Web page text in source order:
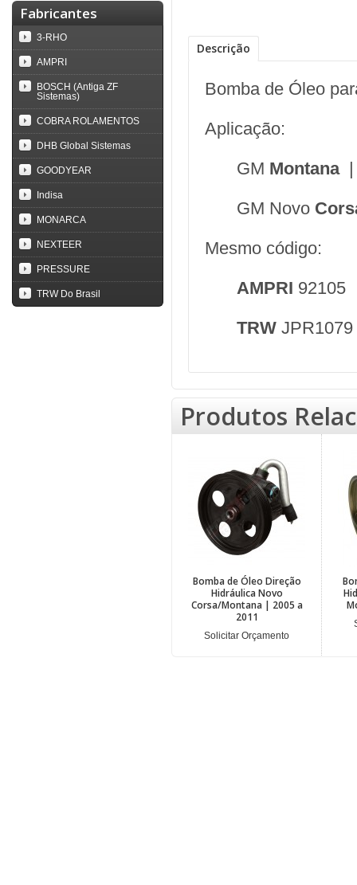
Fabricantes
3-RHO
AMPRI
BOSCH (Antiga ZF
Sistemas)
COBRA ROLAMENTOS
DHB Global Sistemas
GOODYEAR
Indisa
MONARCA
NEXTEER
PRESSURE
TRW Do Brasil
Descrição
Bomba de Óleo
Aplicação:
GM Montana
GM Novo
Mesmo código:
AMPRI 92105
TRW JPR1079
Produtos
Bomba de Óleo Direção
Hidráulica Novo
Corsa/Montana | 2005 a
2011
Solicitar Orçamento